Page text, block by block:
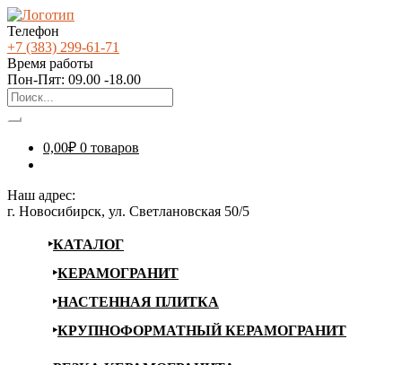
Телефон
+7 (383) 299-61-71
Время работы
Пон-Пят: 09.00 -18.00
0,00₽ 0 товаров
Наш адрес:
г. Новосибирск, ул. Светлановская 50/5
КАТАЛОГ
КЕРАМОГРАНИТ
НАСТЕННАЯ ПЛИТКА
КРУПНОФОРМАТНЫЙ КЕРАМОГРАНИТ